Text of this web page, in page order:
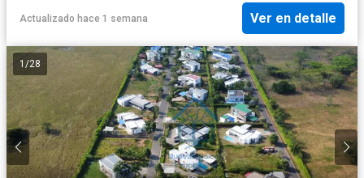
Actualizado hace 1 semana Ver en detalle
1 /28